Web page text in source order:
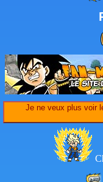
Je ne veux plus voir